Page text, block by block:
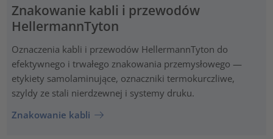
Znakowanie kabli i przewodów
HellermannTyton
Oznaczenia kabli i przewodów HellermannTyton do
efektywnego i trwałego znakowania przemysłowego —
etykiety samolaminujące, oznaczniki termokurczliwe,
szyldy ze stali nierdzewnej i systemy druku.
Znakowanie kabli